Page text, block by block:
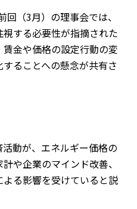
EN
（3月）の理事会では、
する必要性が指摘された
金や価格の設定行動の変
ることへの懸念が共有さ
動が、エネルギー価格の
や企業のマインド改善、
る影響を受けていると説